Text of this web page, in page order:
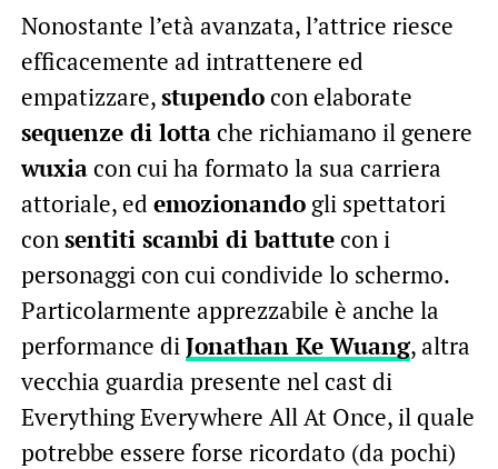
Nonostante l’età avanzata, l’attrice riesce
efficacemente ad intrattenere ed
empatizzare,stupendocon elaborate
sequenze di lottache richiamano il genere
wuxiacon cui ha formato la sua carriera
attoriale, ed emozionandogli spettatori
consentiti scambi di battutecon i
personaggi con cui condivide lo schermo.
Particolarmente apprezzabile è anche la
performance diJonathan Ke Wuang, altra
vecchia guardia presente nel cast di
Everything Everywhere All At Once, il quale
potrebbe essere forse ricordato (da pochi)